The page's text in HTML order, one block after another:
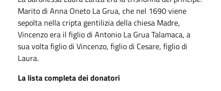
Marito di Anna Oneto La Grua, che nel 1690 viene
sepolta nella cripta gentilizia della chiesa Madre,
Vincenzo era il figlio di Antonio La Grua Talamaca, a
sua volta figlio di Vincenzo, figlio di Cesare, figlio di
Laura.
La lista completa dei donatori